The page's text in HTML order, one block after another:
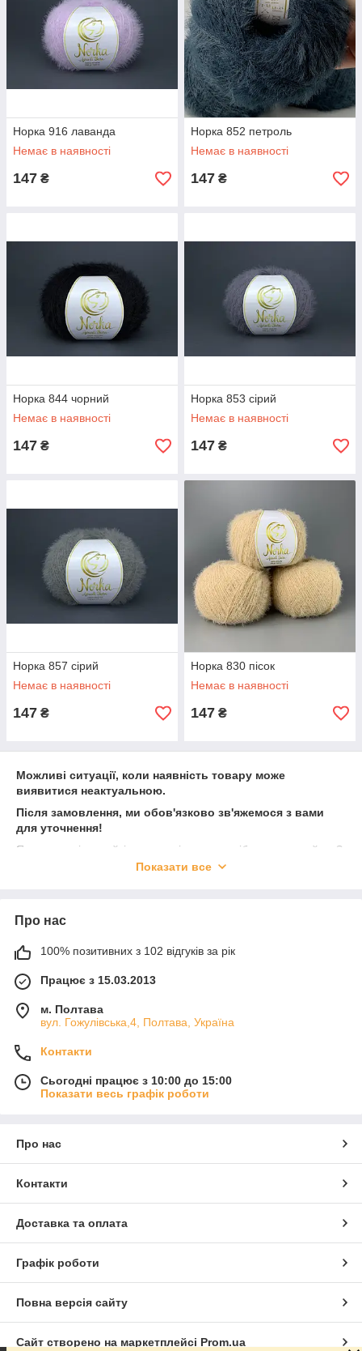
Норка 916 лаванда
Немає в наявності
147 ₴
Норка 852 петроль
Немає в наявності
147 ₴
Норка 844 чорний
Немає в наявності
147 ₴
Норка 853 сірий
Немає в наявності
147 ₴
Норка 857 сірий
Немає в наявності
147 ₴
Норка 830 пісок
Немає в наявності
147 ₴
Можливі ситуації, коли наявність товару може
виявитися неактуальною.
Після замовлення, ми обов'язково зв'яжемося з вами
для уточнення!
Якщо пряжі на сайті менше, ніж вам потрібно, замовляйте. З
задоволення привеземо під замовлення всю необхідну
Показати все
Про нас
100% позитивних з 102 відгуків за рік
Працює з 15.03.2013
м. Полтава
вул. Гожулівська,4, Полтава, Україна
Контакти
Сьогодні працює з 10:00 до 15:00
Показати весь графік роботи
Про нас
Контакти
Доставка та оплата
Графік роботи
Повна версія сайту
Сайт створено на маркетплейсі Prom.ua